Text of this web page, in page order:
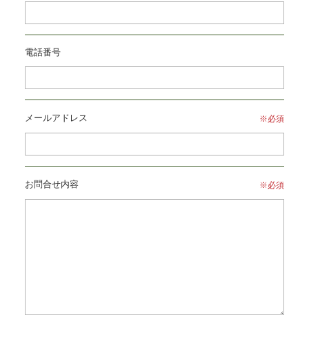
電話番号
メールアドレス ※必須
お問合せ内容 ※必須